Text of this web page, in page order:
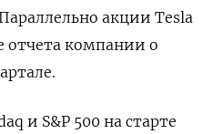
акции Tesla
отчета компании о
и S&P 500 на старте